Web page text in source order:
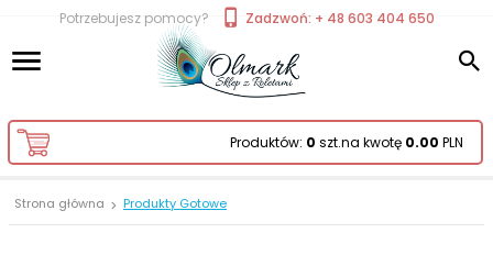
Potrzebujesz pomocy? Zadzwoń: + 48 603 404 650
Produktów: 0 szt.na kwotę 0.00 PLN
Strona główna Produkty Gotowe